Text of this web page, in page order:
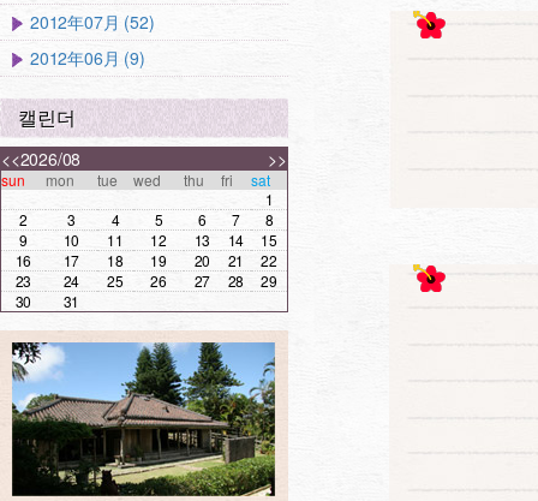
2012年07月 (52)
2012年06月 (9)
캘린더
<< >>
2026/08
sun mon tue wed thu fri
sat
1
2
3 4 5 6 7
8
9
10 11 12 13 14
15
16
17 18 19 20 21
22
23
24 25 26 27 28
29
30
31